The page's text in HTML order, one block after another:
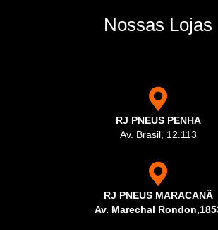
Nossas Lojas
RJ PNEUS PENHA
Av. Brasil, 12.113
RJ PNEUS MARACANÃ
Av. Marechal